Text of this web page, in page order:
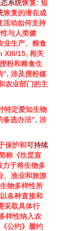
系统恢复: 短
恢复的潜在成
活动如何支持
与人类健
业生产、粮食
XIII/15, 相关
粉和粮食生
”, 涉及授粉媒
农业部门的主
特定爱知生物
备选办法”, 涉
保护和可持续
称《坎昆宣
力于将生物多
、渔业和旅游
生物多样性所
各种直接和
取具体行
样性纳入农
公约》履约